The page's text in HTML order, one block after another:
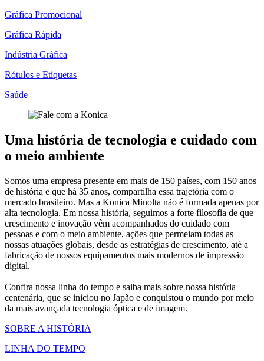
Gráfica Promocional
Gráfica Rápida
Indústria Gráfica
Rótulos e Etiquetas
Saúde
Uma história de tecnologia e cuidado com
o meio ambiente
Somos uma empresa presente em mais de 150 países, com 150 anos
de história e que há 35 anos, compartilha essa trajetória com o
mercado brasileiro. Mas a Konica Minolta não é formada apenas por
alta tecnologia. Em nossa história, seguimos a forte filosofia de que
crescimento e inovação vêm acompanhados do cuidado com
pessoas e com o meio ambiente, ações que permeiam todas as
nossas atuações globais, desde as estratégias de crescimento, até a
fabricação de nossos equipamentos mais modernos de impressão
digital.
Confira nossa linha do tempo e saiba mais sobre nossa história
centenária, que se iniciou no Japão e conquistou o mundo por meio
da mais avançada tecnologia óptica e de imagem.
SOBRE A HISTÓRIA
LINHA DO TEMPO